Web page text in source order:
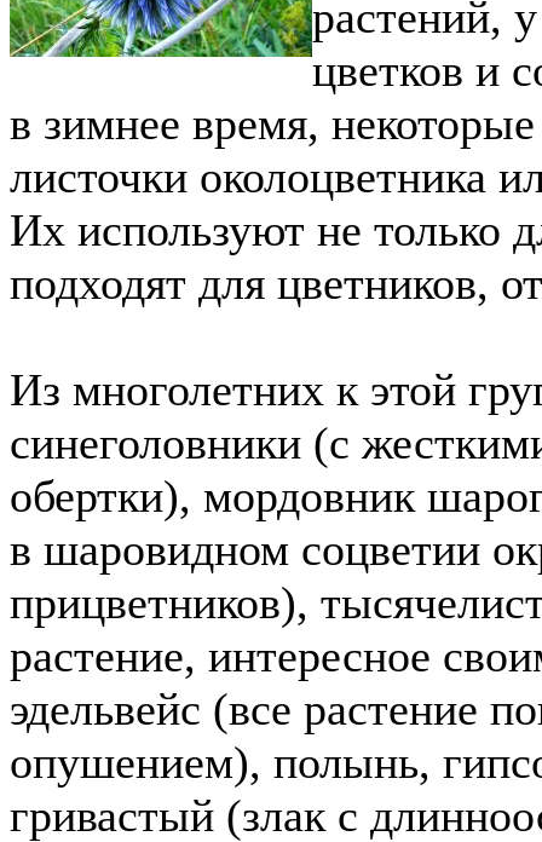
растений,
цветков и
в зимнее время,
листочки околоцветника
Их используют не только
подходят для цветников,
Из многолетних к этой
синеголовники (с
обертки), мордовник
в шаровидном соцветии
прицветников),
растение, интересное
эдельвейс (все растение
опушением), полынь,
гривастый (злак с